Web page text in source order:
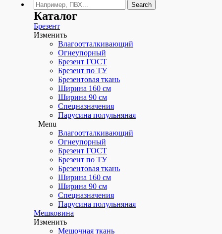
Search
Каталог
Брезент
Изменить
Влагоотталкивающий
Огнеупорный
Брезент ГОСТ
Брезент по ТУ
Брезентовая ткань
Ширина 160 см
Ширина 90 см
Спецназначения
Парусина полульняная
Menu
Влагоотталкивающий
Огнеупорный
Брезент ГОСТ
Брезент по ТУ
Брезентовая ткань
Ширина 160 см
Ширина 90 см
Спецназначения
Парусина полульняная
Мешковина
Изменить
Мешочная ткань